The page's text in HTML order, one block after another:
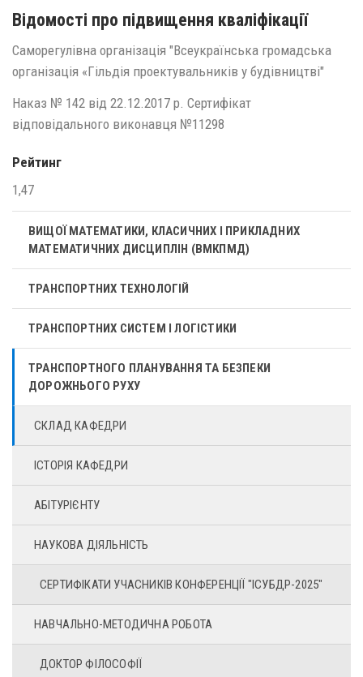
Відомості про підвищення кваліфікації
Саморегулівна організація "Всеукраїнська громадська
організація «Гільдія проектувальників у будівництві"
Наказ № 142 від 22.12.2017 р. Сертифікат
відповідального виконавця №11298
Рейтинг
1,47
ВИЩОЇ МАТЕМАТИКИ, КЛАСИЧНИХ І ПРИКЛАДНИХ
МАТЕМАТИЧНИХ ДИСЦИПЛІН (ВМКПМД)
ТРАНСПОРТНИХ ТЕХНОЛОГІЙ
ТРАНСПОРТНИХ СИСТЕМ І ЛОГІСТИКИ
ТРАНСПОРТНОГО ПЛАНУВАННЯ ТА БЕЗПЕКИ
ДОРОЖНЬОГО РУХУ
СКЛАД КАФЕДРИ
ІСТОРІЯ КАФЕДРИ
АБІТУРІЄНТУ
НАУКОВА ДІЯЛЬНІСТЬ
СЕРТИФІКАТИ УЧАСНИКІВ КОНФЕРЕНЦІЇ "ІСУБДР-2025"
НАВЧАЛЬНО-МЕТОДИЧНА РОБОТА
ДОКТОР ФІЛОСОФІЇ